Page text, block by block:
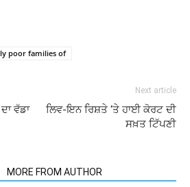
poor families of
ਵੱਡਾ
Next article
ਲਿਵ-ਇਨ ਰਿਸ਼ਤੇ ‘ਤੇ ਹਾਈ ਕੋਰਟ ਦੀ
ਸਖ਼ਤ ਟਿੱਪਣੀ
MORE FROM AUTHOR